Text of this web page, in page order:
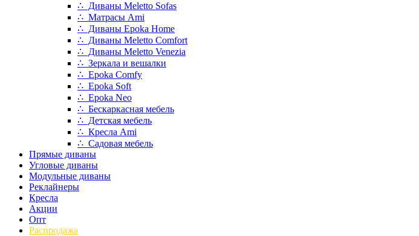
∴ Диваны Meletto Sofas
∴ Матрасы Ami
∴ Диваны Epoka Home
∴ Диваны Meletto Comfort
∴ Диваны Meletto Venezia
∴ Зеркала и вешалки
∴ Epoka Comfy
∴ Epoka Soft
∴ Epoka Neo
∴ Бескаркасная мебель
∴ Детская мебель
∴ Кресла Ami
∴ Садовая мебель
Прямые диваны
Угловые диваны
Модульные диваны
Реклайнеры
Кресла
Акции
Опт
Распродажа